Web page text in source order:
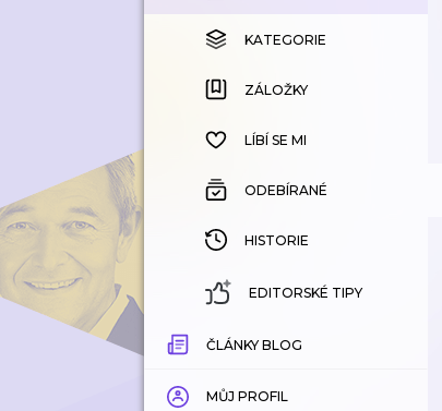
KATEGORIE
ZÁLOŽKY
HISTORIE
KATEGORIE
ZÁLOŽKY
LÍBÍ SE MI
ODEBÍRANÉ
HISTORIE
EDITORSKÉ TIPY
ČLÁNKY BLOG
MŮJ PROFIL